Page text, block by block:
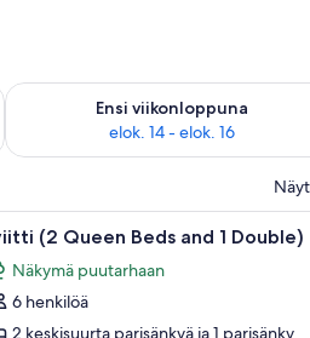
7 - elok. 9
Ensi viikonloppuna
elok. 14 - elok. 16
Tarkista ensi viikonlopun saatavuus
lamppu ja ilmastointilaite.
6 (2 Queen Beds and 1 Double)
Näkymä puutarhaan
6 henkilöä
2 keskisuurta parisänkyä ja 1 parisänky